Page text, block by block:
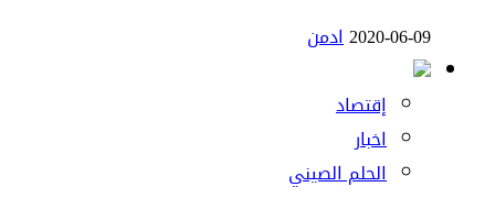
2020-06-09ادمن
إقتصاد
اخبار
الحلم الصيني